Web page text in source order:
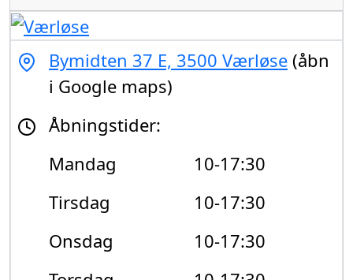
Bymidten 37 E, 3500 Værløse (åbn
i Google maps)
Åbningstider:
Mandag
10-17:30
Tirsdag
10-17:30
Onsdag
10-17:30